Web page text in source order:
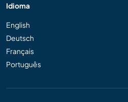
Idioma
English
Deutsch
Français
Português